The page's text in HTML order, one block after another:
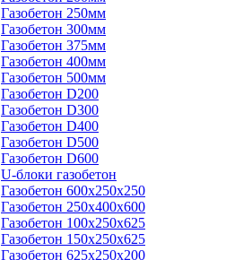
Газобетон 250мм
Газобетон 300мм
Газобетон 375мм
Газобетон 400мм
Газобетон 500мм
Газобетон D200
Газобетон D300
Газобетон D400
Газобетон D500
Газобетон D600
U-блоки газобетон
Газобетон 600x250x250
Газобетон 250x400x600
Газобетон 100х250х625
Газобетон 150х250х625
Газобетон 625х250х200